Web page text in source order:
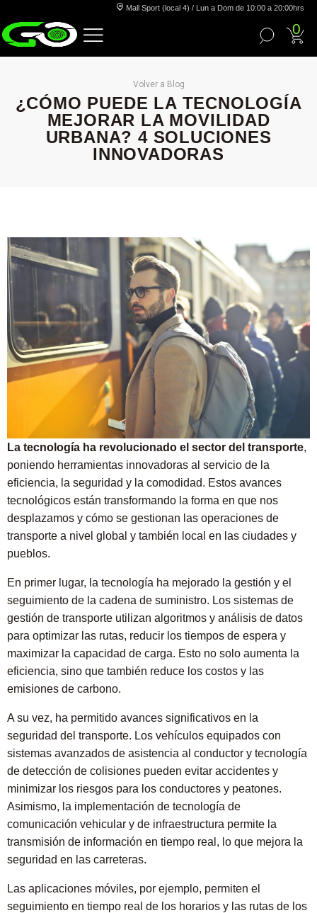
Mall Sport (local 4) / Lun a Dom de 10:00 a 20:00hrs
0
Volver a Blog
¿CÓMO PUEDE LA TECNOLOGÍA
MEJORAR LA MOVILIDAD
URBANA? 4 SOLUCIONES
INNOVADORAS
La tecnología ha revolucionado el sector del transporte,
poniendo herramientas innovadoras al servicio de la
eficiencia, la seguridad y la comodidad. Estos avances
tecnológicos están transformando la forma en que nos
desplazamos y cómo se gestionan las operaciones de
transporte a nivel global y también local en las ciudades y
pueblos.
En primer lugar, la tecnología ha mejorado la gestión y el
seguimiento de la cadena de suministro. Los sistemas de
gestión de transporte utilizan algoritmos y análisis de datos
para optimizar las rutas, reducir los tiempos de espera y
maximizar la capacidad de carga. Esto no solo aumenta la
eficiencia, sino que también reduce los costos y las
emisiones de carbono.
A su vez, ha permitido avances significativos en la
seguridad del transporte. Los vehículos equipados con
sistemas avanzados de asistencia al conductor y tecnología
de detección de colisiones pueden evitar accidentes y
minimizar los riesgos para los conductores y peatones.
Asimismo, la implementación de tecnología de
comunicación vehicular y de infraestructura permite la
transmisión de información en tiempo real, lo que mejora la
seguridad en las carreteras.
Las aplicaciones móviles, por ejemplo, permiten el
seguimiento en tiempo real de los horarios y las rutas de los